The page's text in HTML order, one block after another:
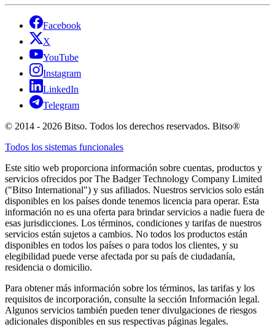
Facebook
X
YouTube
Instagram
LinkedIn
Telegram
© 2014 - 2026 Bitso. Todos los derechos reservados. Bitso®
Todos los sistemas funcionales
Este sitio web proporciona información sobre cuentas, productos y
servicios ofrecidos por The Badger Technology Company Limited
("Bitso International") y sus afiliados. Nuestros servicios solo están
disponibles en los países donde tenemos licencia para operar. Esta
información no es una oferta para brindar servicios a nadie fuera de
esas jurisdicciones. Los términos, condiciones y tarifas de nuestros
servicios están sujetos a cambios. No todos los productos están
disponibles en todos los países o para todos los clientes, y su
elegibilidad puede verse afectada por su país de ciudadanía,
residencia o domicilio.
Para obtener más información sobre los términos, las tarifas y los
requisitos de incorporación, consulte la sección Información legal.
Algunos servicios también pueden tener divulgaciones de riesgos
adicionales disponibles en sus respectivas páginas legales.